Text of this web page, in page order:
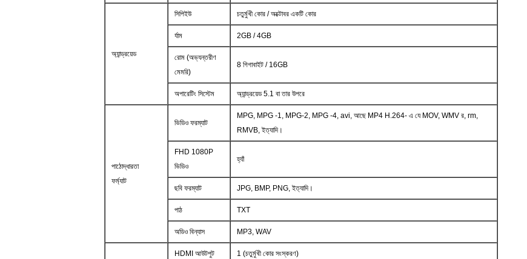
অ্যান্ড্রয়েড
সিপিইউ চতুর্মুখী কোর / অক্টোবর একটি কোর
র্যাম 2GB / 4GB
রোম (অভ্যন্তরীণ
মেমরি)
8 গিগাবাইট / 16GB
অপারেটিং সিস্টেম অ্যান্ড্রয়েড 5.1 বা তার উপরে
পাঠোদ্ধারতা
ফর্ম্যাট
ভিডিও ফরম্যাট
MPG, MPG -1, MPG-2, MPG -4, avi, আছে MP4 H.264- এ যে MOV, WMV র, rm,
RMVB, ইত্যাদি।
FHD 1080P
ভিডিও
হ্যাঁ
ছবি ফরম্যাট JPG, BMP, PNG, ইত্যাদি।
পাঠ TXT
অডিও বিন্যাস MP3, WAV
HDMI আউটপুট 1 (চতুর্মুখী কোর সংস্করণ)